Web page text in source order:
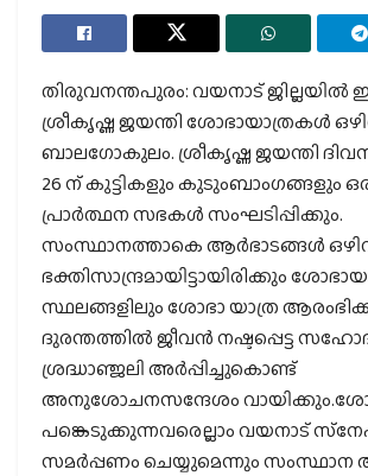
തിരുവനന്തപുരം: വയനാട്
ശ്രീകൃഷ്ണ ജയന്തി ശോഭായാത്രകള്‍
ബാലഗോകുലം. ശ്രീകൃഷ്ണ ജയന്തി
26 ന് കുട്ടികളും കുടുംബാംഗങ്ങളും
പ്രാര്‍ത്ഥന സഭകള്‍ സംഘടിപ്പിക്കും.
സംസ്ഥാനത്താകെ ആര്‍ഭാടങ്ങള്‍
ഭക്തിസാന്ദ്രമായിട്ടായിരിക്കും
സ്ഥലങ്ങളിലും ശോഭാ യാത്ര
ദുരന്തത്തില്‍ ജീവന്‍ നഷ്ടപ്പെട്ട
ശ്രദ്ധാഞ്ജലി അര്‍പ്പിച്ചുകൊണ്ട്
അനുശോചനസന്ദേശം
പങ്കെടുക്കുന്നവരെല്ലാം വയനാട്
സമര്‍പ്പണം ചെയ്യുമെന്നും